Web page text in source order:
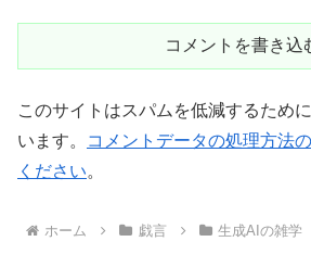
コメントを書き込
このサイトはスパムを低減するため
います。
コメントデータの処理方法
ください。
ホーム 戯言 生成AIの雑学